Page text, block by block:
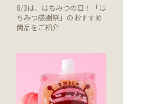
8/3は、はちみつの日！「は
ちみつ感謝祭」のおすすめ
商品をご紹介